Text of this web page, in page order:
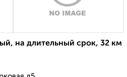
на длительный срок, 32 км